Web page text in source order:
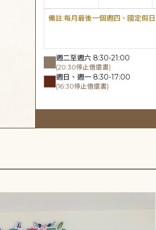
每月最後一個週四、國定假日
週二至週六 8:30-21:00
(20:30停止借還書)
週日、週一 8:30-17:00
(16:30停止借還書)